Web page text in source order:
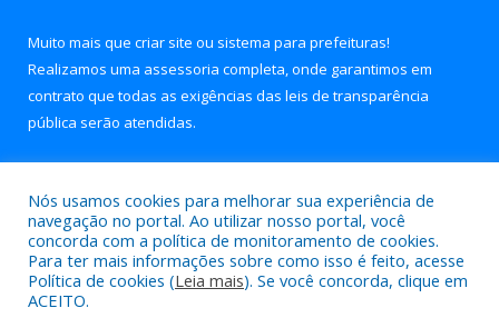
Muito mais que criar site ou sistema para prefeituras!
Realizamos uma assessoria completa, onde garantimos em
contrato que todas as exigências das leis de transparência
pública serão atendidas.
Todos os direitos reservados a Prefeitura Municipal de Soure.
Nós usamos cookies para melhorar sua experiência de
navegação no portal. Ao utilizar nosso portal, você
concorda com a política de monitoramento de cookies.
Para ter mais informações sobre como isso é feito, acesse
Política de cookies (Leia mais). Se você concorda, clique em
ACEITO.